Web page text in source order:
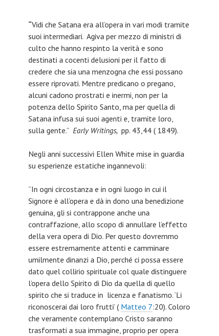
“Vidi che Satana era all’opera in vari modi tramite
suoi intermediari. Agiva per mezzo di ministri di
culto che hanno respinto la verità e sono
destinati a cocenti delusioni per il fatto di
credere che sia una menzogna che essi possano
essere riprovati. Mentre predicano o pregano,
alcuni cadono prostrati e inermi, non per la
potenza dello Spirito Santo, ma per quella di
Satana infusa sui suoi agenti e, tramite loro,
sulla gente.” Early Writings, pp. 43,44 ( 1849).
Negli anni successivi Ellen White mise in guardia
su esperienze estatiche ingannevoli:
“In ogni circostanza e in ogni luogo in cui il
Signore è all’opera e dà in dono una benedizione
genuina, gli si contrappone anche una
contraffazione, allo scopo di annullare l’effetto
della vera opera di Dio. Per questo dovremmo
essere estremamente attenti e camminare
umilmente dinanzi a Dio, perché ci possa essere
dato quel collirio spirituale col quale distinguere
l’opera dello Spirito di Dio da quella di quello
spirito che si traduce in licenza e fanatismo. ‘Li
riconoscerai dai loro frutti’ ( Matteo 7:20). Coloro
che veramente contemplano Cristo saranno
trasformati a sua immagine, proprio per opera